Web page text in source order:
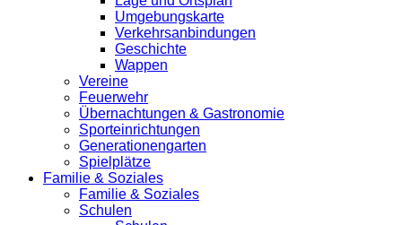
Umgebungskarte
Verkehrsanbindungen
Geschichte
Wappen
Vereine
Feuerwehr
Übernachtungen & Gastronomie
Sporteinrichtungen
Generationengarten
Spielplätze
Familie & Soziales
Familie & Soziales
Schulen